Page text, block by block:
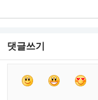
댓글쓰기